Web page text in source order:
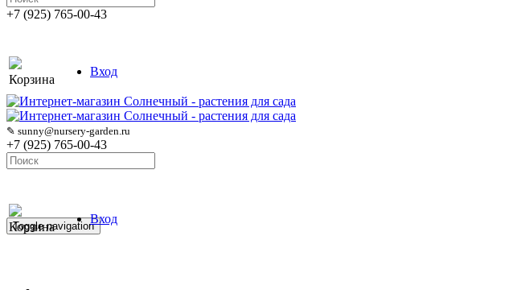
+7 (925) 765-00-43
Корзина
Вход
✎ sunny@nursery-garden.ru
+7 (925) 765-00-43
Корзина
Вход
Toggle navigation